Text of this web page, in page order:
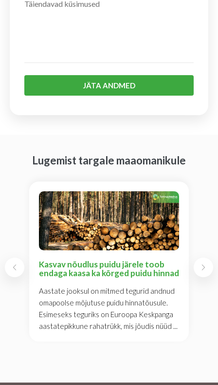
JÄTA ANDMED
Lugemist targale maaomanikule
Kasvav nõudlus puidu järele toob
endaga kaasa ka kõrged puidu hinnad
Aastate jooksul on mitmed tegurid andnud
omapoolse mõjutuse puidu hinnatõusule.
Esimeseks teguriks on Euroopa Keskpanga
aastatepikkune rahatrükk, mis jõudis nüüd ...